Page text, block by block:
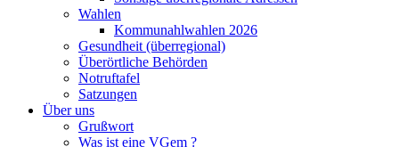
Wahlen
Kommunahlwahlen 2026
Gesundheit (überregional)
Überörtliche Behörden
Notruftafel
Satzungen
Über uns
Grußwort
Was ist eine VGem ?